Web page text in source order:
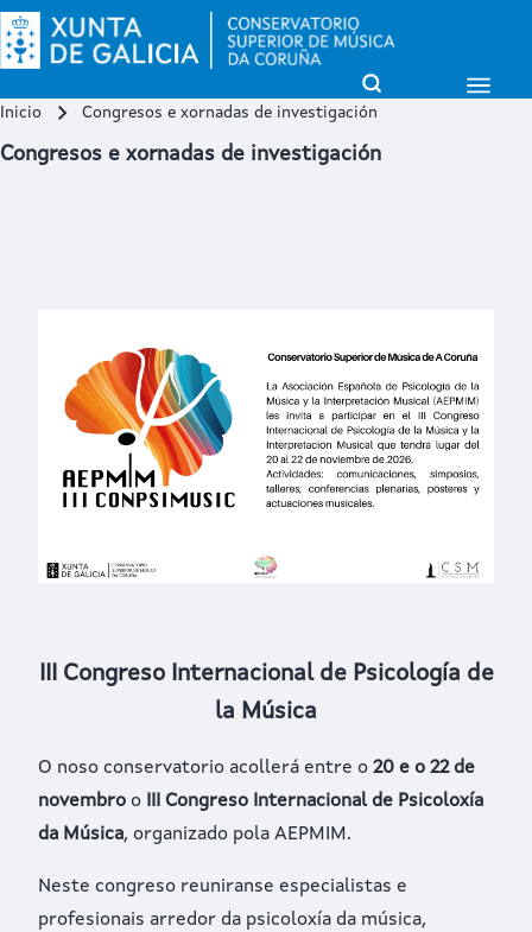
Buscar
Open Sidebar
Open Search Block
Inicio Congresos e xornadas de investigación
Congresos e xornadas de investigación
III Congreso Internacional de Psicología de
la Música
O noso conservatorio acollerá entre o 20 e o 22 de
novembro o
III Congreso Internacional de Psicoloxía
da Música, organizado pola AEPMIM .
Neste congreso reuniranse especialistas e
profesionais arredor da psicoloxía da música,